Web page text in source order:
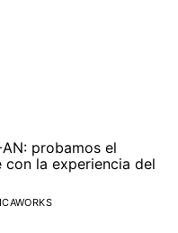
probamos el
con la experiencia del